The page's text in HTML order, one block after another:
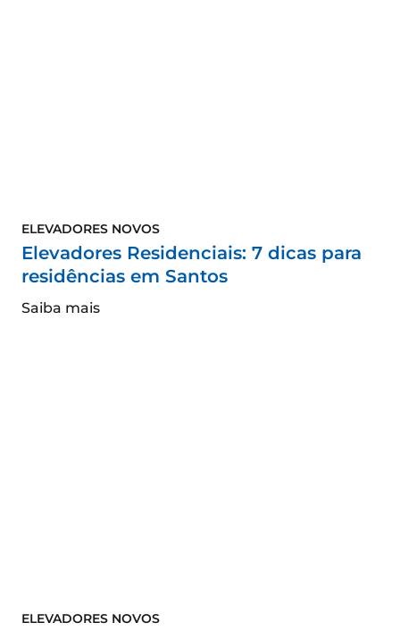
ELEVADORES NOVOS
Elevadores Residenciais: 7 dicas para
residências em Santos
Saiba mais
ELEVADORES NOVOS